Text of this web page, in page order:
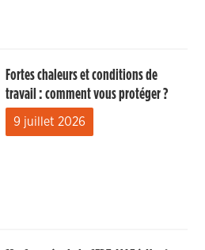
Fortes chaleurs et conditions de
travail : comment vous protéger ?
9 juillet 2026